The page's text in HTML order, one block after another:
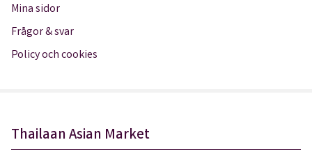
Mina sidor
Frågor & svar
Policy och cookies
Thailaan Asian Market